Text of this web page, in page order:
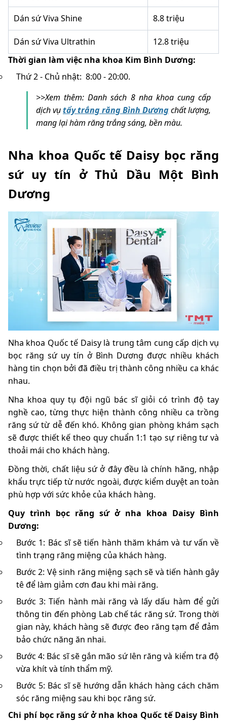
Dán sứ Viva Shine 8.8 triệu
Dán sứ Viva Ultrathin
12.8 triệu
Thời gian làm việc nha khoa Kim Bình Dương:
Thứ 2 - Chủ nhật: 8:00 - 20:00.
>>Xem thêm: Danh sách 8 nha khoa cung cấp
dịch vụtẩy trắng răng Bình Dươngchất lượng,
mang lại hàm răng trắng sáng, bền màu.
Nha khoa Quốc tế Daisy bọc răng
sứ uy tín ở Thủ Dầu Một Bình
Dương
Nha khoa Quốc tế Daisy là trung tâm cung cấp dịch vụ
bọc răng sứ uy tín ở Bình Dương được nhiều khách
hàng tin chọn bởi đã điều trị thành công nhiều ca khác
nhau.
Nha khoa quy tụ đội ngũ bác sĩ giỏi có trình độ tay
nghề cao, từng thực hiện thành công nhiều ca trồng
răng sứ từ dễ đến khó. Không gian phòng khám sạch
sẽ được thiết kế theo quy chuẩn 1:1 tạo sự riêng tư và
thoải mái cho khách hàng.
Đồng thời, chất liệu sứ ở đây đều là chính hãng, nhập
khẩu trực tiếp từ nước ngoài, được kiểm duyệt an toàn
phù hợp với sức khỏe của khách hàng.
Quy trình bọc răng sứ ở nha khoa Daisy Bình
Dương:
Bước 1: Bác sĩ sẽ tiến hành thăm khám và tư vấn về
tình trạng răng miệng của khách hàng.
Bước 2: Vệ sinh răng miệng sạch sẽ và tiến hành gây
tê để làm giảm cơn đau khi mài răng.
Bước 3: Tiến hành mài răng và lấy dấu hàm để gửi
thông tin đến phòng Lab chế tác răng sứ. Trong thời
gian này, khách hàng sẽ được đeo răng tạm để đảm
bảo chức năng ăn nhai.
Bước 4: Bác sĩ sẽ gắn mão sứ lên răng và kiểm tra độ
vừa khít và tính thẩm mỹ.
Bước 5: Bác sĩ sẽ hướng dẫn khách hàng cách chăm
sóc răng miệng sau khi bọc răng sứ.
Chi phí bọc răng sứ ở nha khoa Quốc tế Daisy Bình